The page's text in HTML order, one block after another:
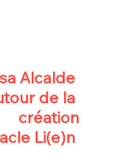
Alcalde
de la
création
Li(e)n